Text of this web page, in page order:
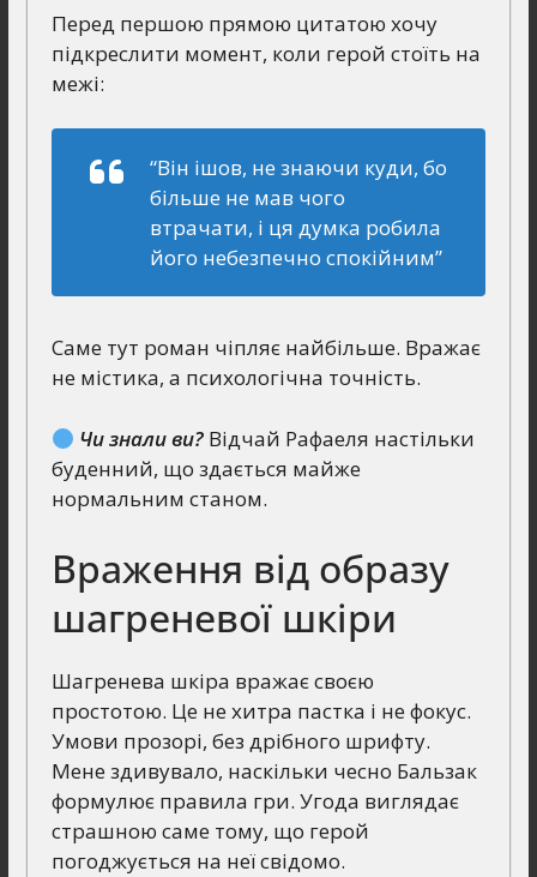
Перед першою прямою цитатою хочу
підкреслити момент, коли герой стоїть на
межі:
“Він ішов, не знаючи куди, бо
більше не мав чого
втрачати, і ця думка робила
його небезпечно спокійним”
Саме тут роман чіпляє найбільше. Вражає
не містика, а психологічна точність.
Чи знали ви? Відчай Рафаеля настільки
буденний, що здається майже
нормальним станом.
Враження від образу
шагреневої шкіри
Шагренева шкіра вражає своєю
простотою. Це не хитра пастка і не фокус.
Умови прозорі, без дрібного шрифту.
Мене здивувало, наскільки чесно Бальзак
формулює правила гри. Угода виглядає
страшною саме тому, що герой
погоджується на неї свідомо.